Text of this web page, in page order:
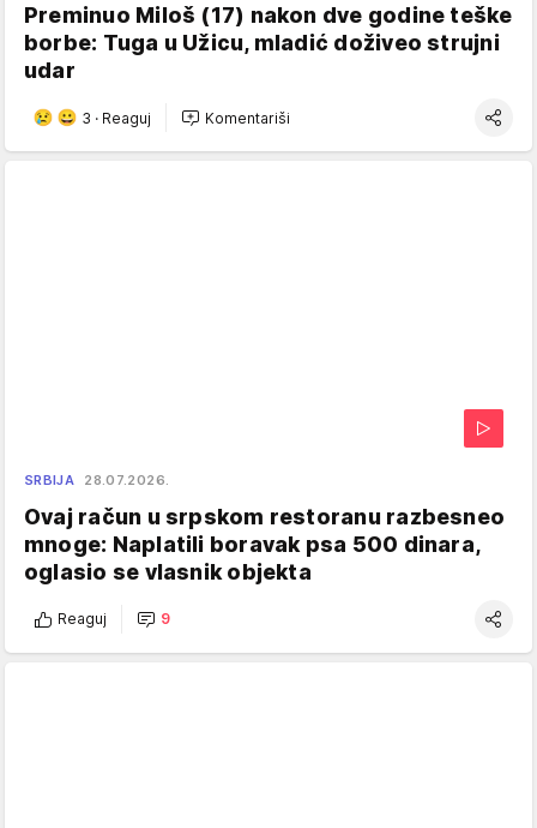
Preminuo Miloš (17) nakon dve godine teške
borbe: Tuga u Užicu, mladić doživeo strujni
udar
3 · Reaguj Komentariši
SRBIJA 28.07.2026.
Ovaj račun u srpskom restoranu razbesneo
mnoge: Naplatili boravak psa 500 dinara,
oglasio se vlasnik objekta
Reaguj 9